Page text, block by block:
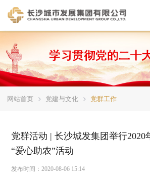
网站首页 党建与文化 党群工作
党群活动 | 长沙城发集团举行2020
“爱心助农”活动
发布时间： 2020-08-06 15:14